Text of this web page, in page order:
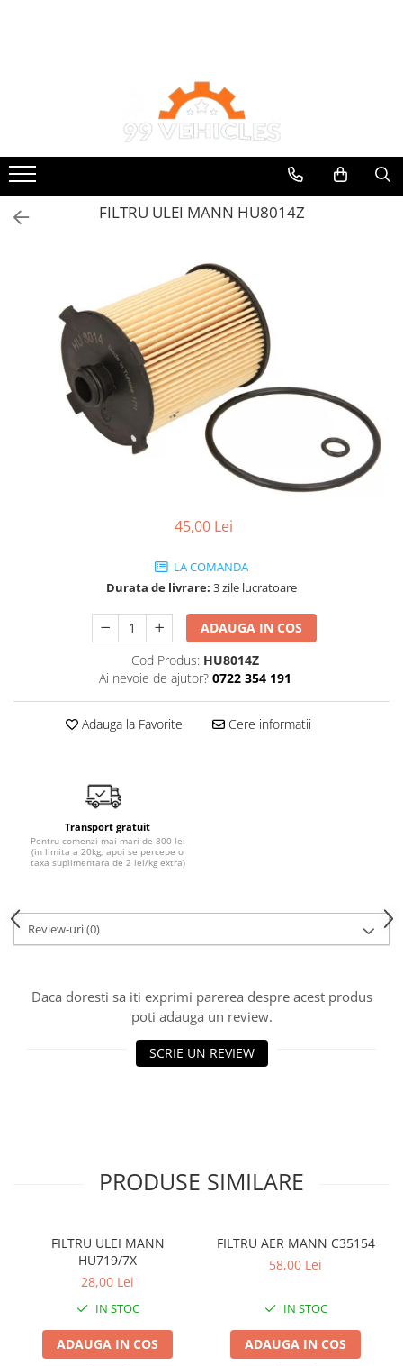
Accesorii Motociclete & Scutere
Antigel
Filtre
Odorizante auto Wunder-Baum
Piese auto aftermarket
Piese auto OE
Produse cosmetica 99Vehicles
Produse Sonax
Solutii intretinere auto
Ulei de transmisie
DCT/DSG (Dublu Ambreiaj)
Uleiuri de motor
0W16
5W20
5W30
5W50
AMSOIL
MOTUL
FILTRU ULEI MANN HU8014Z
45,00 Lei
LA COMANDA
Durata de livrare: 3 zile lucratoare
ADAUGA IN COS
Cod Produs: HU8014Z
Ai nevoie de ajutor? 0722 354 191
Adauga la Favorite Cere informatii
Transport gratuit
Pentru comenzi mai mari de 800 lei
(in limita a 20kg, apoi se percepe o
taxa suplimentara de 2 lei/kg extra)
Review-uri(0)
Daca doresti sa iti exprimi parerea despre acest produs
poti adauga un review.
SCRIE UN REVIEW
PRODUSE SIMILARE
FILTRU ULEI MANN
HU719/7X
28,00 Lei
IN STOC
ADAUGA IN COS
FILTRU AER MANN C35154
58,00 Lei
IN STOC
ADAUGA IN COS